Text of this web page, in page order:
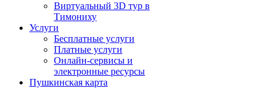
Виртуальный 3D тур в
Тимониху
Услуги
Бесплатные услуги
Платные услуги
Онлайн-сервисы и
электронные ресурсы
Пушкинская карта